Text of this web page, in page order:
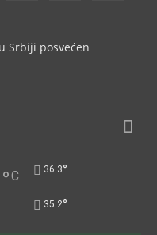
Srbiji posvećen
°C 36.3°
35.2°